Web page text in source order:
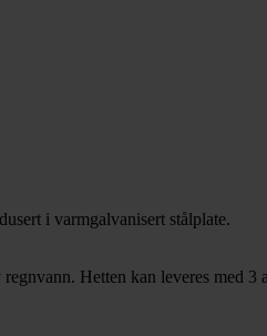
i varmgalvanisert stålplate.
Hetten kan leveres med